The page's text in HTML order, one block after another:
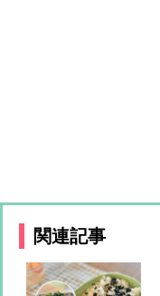
関連記事